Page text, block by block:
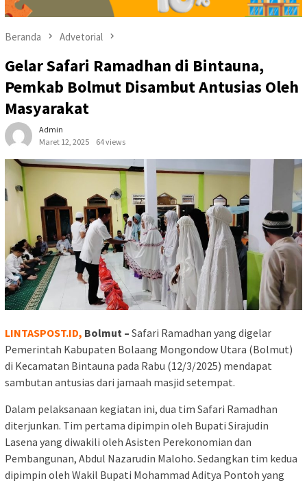
Beranda Advetorial
Gelar Safari Ramadhan di Bintauna,
Pemkab Bolmut Disambut Antusias Oleh
Masyarakat
Admin
Maret 12, 2025
64 views
LINTASPOST.ID, Bolmut – Safari Ramadhan yang digelar
Pemerintah Kabupaten Bolaang Mongondow Utara (Bolmut)
di Kecamatan Bintauna pada Rabu (12/3/2025) mendapat
sambutan antusias dari jamaah masjid setempat.
Dalam pelaksanaan kegiatan ini, dua tim Safari Ramadhan
diterjunkan. Tim pertama dipimpin oleh Bupati Sirajudin
Lasena yang diwakili oleh Asisten Perekonomian dan
Pembangunan, Abdul Nazarudin Maloho. Sedangkan tim kedua
dipimpin oleh Wakil Bupati Mohammad Aditya Pontoh yang